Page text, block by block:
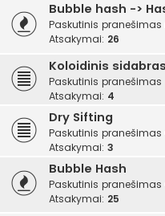
Bubble hash ->
Paskutinis pranešimas
Atsakymai: 26
Koloidinis
Paskutinis pranešimas
Atsakymai: 4
Dry Sifting
Paskutinis pranešimas
Atsakymai: 3
Bubble Hash
Paskutinis pranešimas
Atsakymai: 25